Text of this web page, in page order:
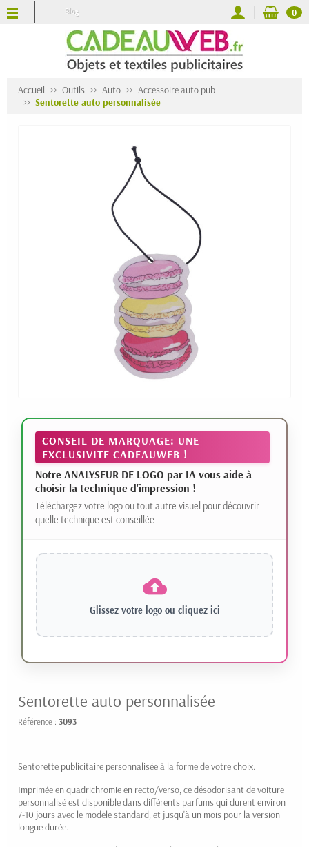
Blog 0
Accueil Outils Auto
Accessoire auto pub
Sentorette auto personnalisée
CONSEIL DE MARQUAGE: UNE
EXCLUSIVITE CADEAUWEB !
Notre ANALYSEUR DE LOGO par IA vous aide à
choisir la technique d'impression !
Téléchargez votre logo ou tout autre visuel pour découvrir
quelle technique est conseillée
Glissez votre logo ou cliquez ici
Sentorette auto personnalisée
Référence : 3093
Sentorette publicitaire personnalisée à la forme de votre choix.
Imprimée en quadrichromie en recto/verso, ce désodorisant de voiture
personnalisé est disponible dans différents parfums qui durent environ
7-10 jours avec le modèle standard, et jusqu'à un mois pour la version
longue durée.